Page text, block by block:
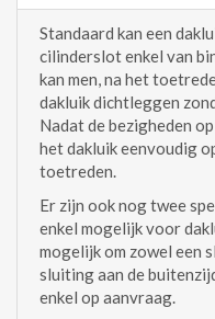
Standaard kan een
cilinderslot enkel van
kan men, na het
dakluik dichtleggen
Nadat de bezigheden
het dakluik eenvoudig
toetreden.
Er zijn ook nog twee
enkel mogelijk voor
mogelijk om zowel een
sluiting aan de
enkel op aanvraag.